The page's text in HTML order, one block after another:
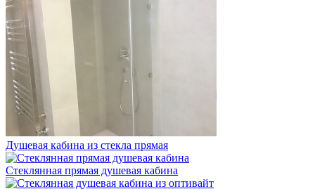
Душевая кабина из стекла прямая
Стеклянная прямая душевая кабина